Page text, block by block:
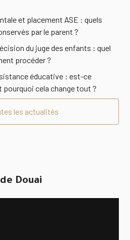
et placement ASE : quels
par le parent ?
du juge des enfants : quel
procéder ?
éducative : est-ce
pourquoi cela change tout ?
les actualités
Douai